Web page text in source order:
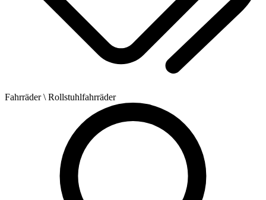
Fahrräder\ Rollstuhlfahrräder